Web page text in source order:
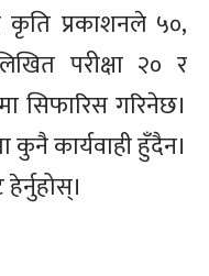
कृति प्रकाशनले ५०,
परीक्षा २० र
सिफारिस गरिनेछ।
कार्यवाही हुँदैन।